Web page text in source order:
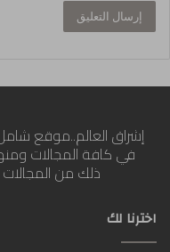
إشراق العالم..موقع
في كافة المجالات
ذلك من المجالات
اخترنا لك